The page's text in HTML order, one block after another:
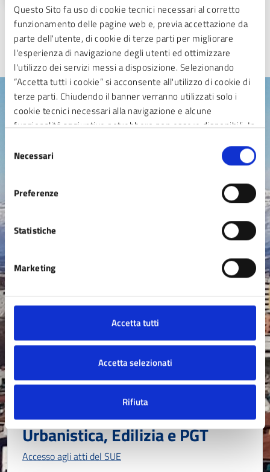
Questo Sito fa uso di cookie tecnici necessari al corretto
funzionamento delle pagine web e, previa accettazione da
parte dell'utente, di cookie di terze parti per migliorare
l'esperienza di navigazione degli utenti ed ottimizzare
l'utilizzo dei servizi messi a disposizione. Selezionando
“Accetta tutti i cookie” si acconsente all'utilizzo di cookie di
terze parti. Chiudendo il banner verranno utilizzati solo i
cookie tecnici necessari alla navigazione e alcune
funzionalità aggiuntive potrebbero non essere disponibili. In
che contribuiscono a rendere fruibile il sito web abilitando
funzionalità di base quali la navigazione sulle pagine e
l’accesso alle aree protette del sito. Il sito web non è in
grado di funzionare correttamente senza questi cookie
delNecessari
Preferenze
Statistiche
Marketing
Accetta tutti
Accetta selezionati
Rifiuta
TUTTE LE GALLERIE
Argomenti in evidenza
Anagrafe, Stato civile e
Carta di identità elettronica -CIE
Cerificati anagrafici
Certificati ed estratti di stato civile
ESPLORA ARGOMENTO →
Urbanistica, Edilizia e PGT
Accesso agli atti del SUE